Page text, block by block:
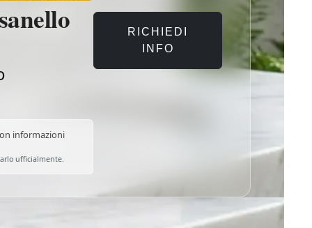
Venezia (VE), Veneto · Specializzazioni: Studio
informazioni
ufficialmente.
RICHIEDI
INFO